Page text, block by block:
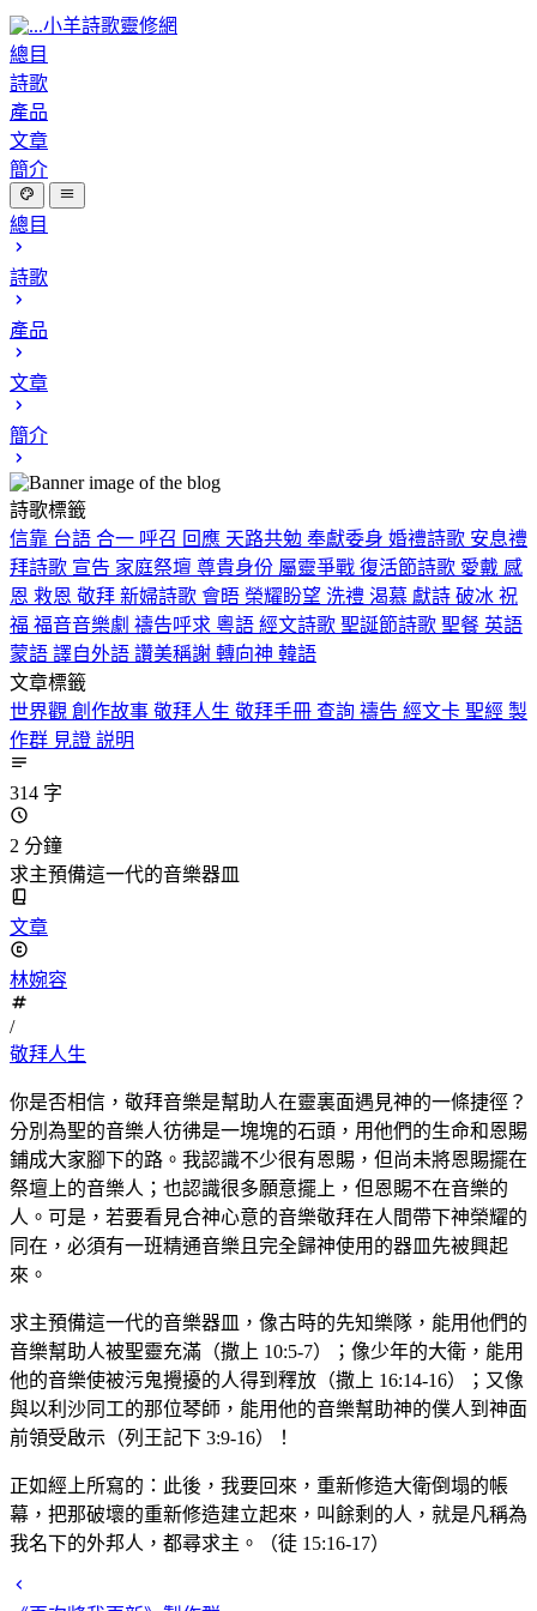
小羊詩歌靈修網
總目
詩歌
產品
文章
簡介
總目
詩歌
產品
文章
簡介
詩歌標籤
信靠 台語 合一 呼召 回應 天路共勉 奉獻委身 婚禮詩歌 安息禮
拜詩歌 宣告 家庭祭壇 尊貴身份 屬靈爭戰 復活節詩歌 愛戴 感
恩 救恩 敬拜 新婦詩歌 會晤 榮耀盼望 洗禮 渴慕 獻詩 破冰 祝
福 福音音樂劇 禱告呼求 粵語 經文詩歌 聖誕節詩歌 聖餐 英語
蒙語 譯自外語 讚美稱謝 轉向神 韓語
文章標籤
世界觀 創作故事 敬拜人生 敬拜手冊 查詢 禱告 經文卡 聖經 製
作群 見證 説明
314 字
2 分鐘
求主預備這一代的音樂器皿
文章
林婉容
/
敬拜人生
你是否相信，敬拜音樂是幫助人在靈裏面遇見神的一條捷徑？
分別為聖的音樂人彷彿是一塊塊的石頭，用他們的生命和恩賜
鋪成大家腳下的路。我認識不少很有恩賜，但尚未將恩賜擺在
祭壇上的音樂人；也認識很多願意擺上，但恩賜不在音樂的
人。可是，若要看見合神心意的音樂敬拜在人間帶下神榮耀的
同在，必須有一班精通音樂且完全歸神使用的器皿先被興起
來。
求主預備這一代的音樂器皿，像古時的先知樂隊，能用他們的
音樂幫助人被聖靈充滿（撒上 10:5-7）；像少年的大衛，能用
他的音樂使被污鬼攪擾的人得到釋放（撒上 16:14-16）；又像
與以利沙同工的那位琴師，能用他的音樂幫助神的僕人到神面
前領受啟示（列王記下 3:9-16）！
正如經上所寫的：此後，我要回來，重新修造大衛倒塌的帳
幕，把那破壞的重新修造建立起來，叫餘剩的人，就是凡稱為
我名下的外邦人，都尋求主。（徒 15:16-17）